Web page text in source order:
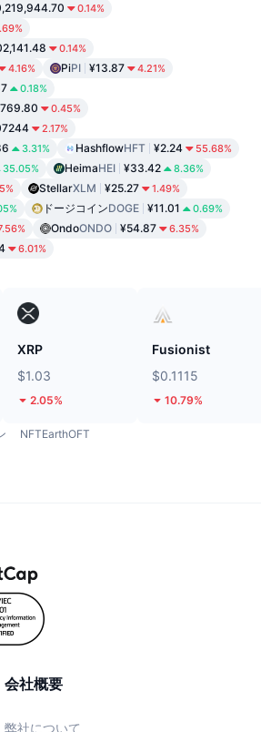
0.14%
0.14%
4.16% PiPI ¥13.87 4.21%
0.18%
0.45%
2.17%
3.31% HashflowHFT ¥2.24 55.68%
35.05% HeimaHEI ¥33.42 8.36%
StellarXLM ¥25.27 1.49%
ドージコインDOGE ¥11.01 0.69%
OndoONDO ¥54.87 6.35%
6.01%
XRP
$1.03
2.05%
Fusionist
$0.1115
10.79%
NFTEarthOFT
会社概要
弊社について